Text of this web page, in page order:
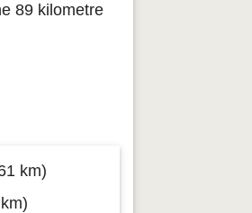
89 kilometre
km)